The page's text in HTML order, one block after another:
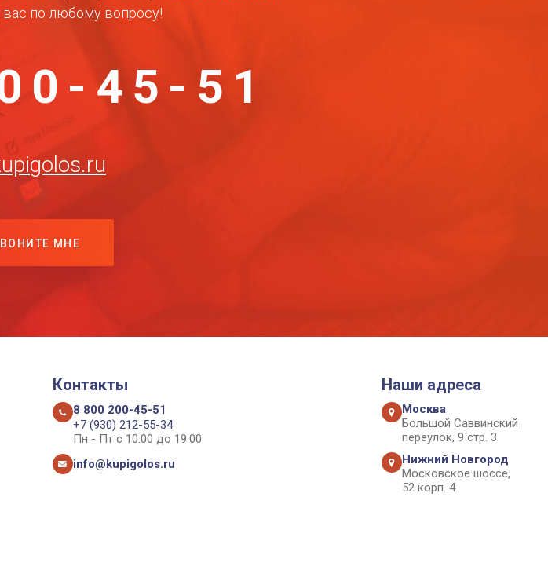
вас по любому вопросу!
45-51
МНЕ
Контакты
8 800 200-45-51
+7 (930) 212-55-34
Пн - Пт с 10:00 до 19:00
info@kupigolos.ru
Наши адреса
Москва
Большой Саввинский
переулок, 9 стр. 3
Нижний Новгород
Московское шоссе,
52 корп. 4